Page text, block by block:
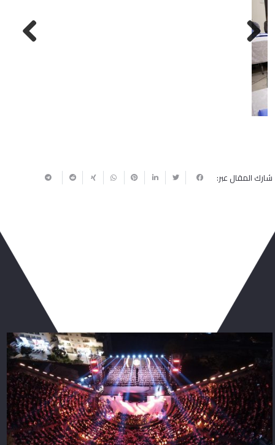
Previous
شارك المقال عبر: